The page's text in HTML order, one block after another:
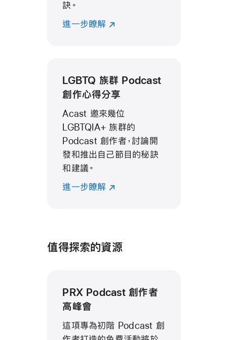
訣。
進一步瞭解
LGBTQ 族群 Podcast
創作心得分享
Acast 邀來幾位
LGBTQIA+ 族群的
Podcast 創作者，討論開
發和推出自己節目的秘訣
和建議。
進一步瞭解
值得探索的資源
PRX Podcast 創作者
高峰會
這項專為初階 Podcast 創